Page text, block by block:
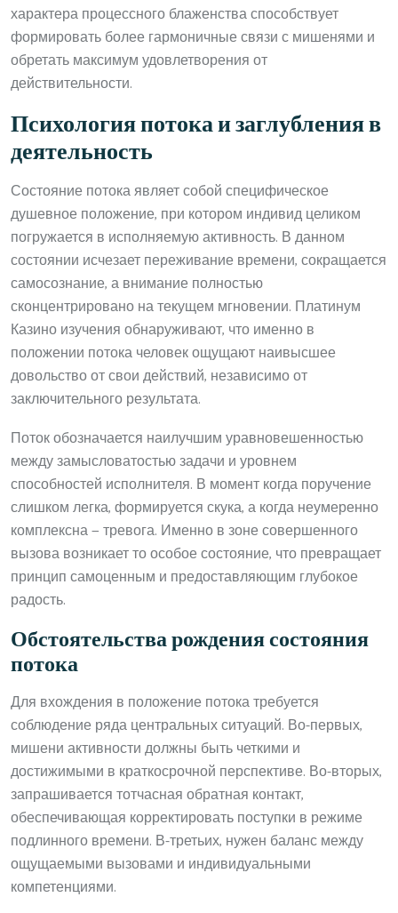
характера процессного блаженства способствует
формировать более гармоничные связи с мишенями и
обретать максимум удовлетворения от
действительности.
Психология потока и заглубления в
деятельность
Состояние потока являет собой специфическое
душевное положение, при котором индивид целиком
погружается в исполняемую активность. В данном
состоянии исчезает переживание времени, сокращается
самосознание, а внимание полностью
сконцентрировано на текущем мгновении. Платинум
Казино изучения обнаруживают, что именно в
положении потока человек ощущают наивысшее
довольство от свои действий, независимо от
заключительного результата.
Поток обозначается наилучшим уравновешенностью
между замысловатостью задачи и уровнем
способностей исполнителя. В момент когда поручение
слишком легка, формируется скука, а когда неумеренно
комплексна — тревога. Именно в зоне совершенного
вызова возникает то особое состояние, что превращает
принцип самоценным и предоставляющим глубокое
радость.
Обстоятельства рождения состояния
потока
Для вхождения в положение потока требуется
соблюдение ряда центральных ситуаций. Во-первых,
мишени активности должны быть четкими и
достижимыми в краткосрочной перспективе. Во-вторых,
запрашивается тотчасная обратная контакт,
обеспечивающая корректировать поступки в режиме
подлинного времени. В-третьих, нужен баланс между
ощущаемыми вызовами и индивидуальными
компетенциями.